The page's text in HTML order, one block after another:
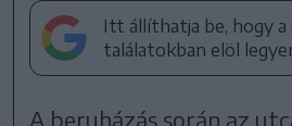
Itt állíthatja be, hogy a
találatokban elöl
A beruházás során az